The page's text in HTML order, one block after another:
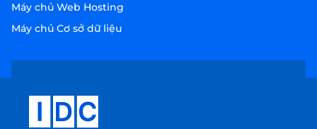
Máy chủ Web Hosting
Máy chủ Cơ sở dữ liệu